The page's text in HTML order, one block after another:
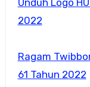
Unduh Logo
2022
Ragam
61 Tahun 2022